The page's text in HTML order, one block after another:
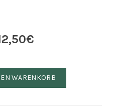
€
WARENKORB